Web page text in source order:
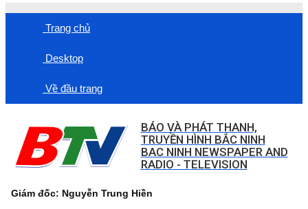
Trang chủ
Desktop
Về đầu trang
BÁO VÀ PHÁT THANH,
TRUYỀN HÌNH BẮC NINH
BAC NINH NEWSPAPER AND
RADIO - TELEVISION
Giám đốc: Nguyễn Trung Hiền